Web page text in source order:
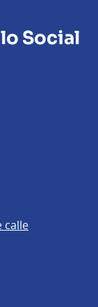
Social
calle